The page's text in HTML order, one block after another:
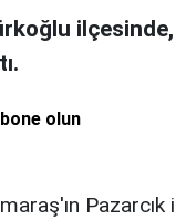
olun